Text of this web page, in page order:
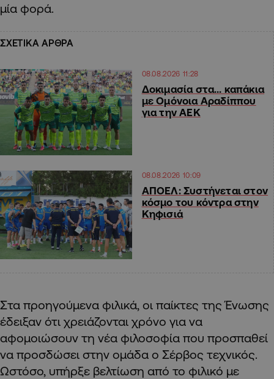
μία φορά.
ΣΧΕΤΙΚΑ ΑΡΘΡΑ
08.08.2026 11:28
Δοκιμασία στα… καπάκια
με Ομόνοια Αραδίππου
για την ΑΕΚ
08.08.2026 10:09
ΑΠΟΕΛ: Συστήνεται στον
κόσμο του κόντρα στην
Κηφισιά
Στα προηγούμενα φιλικά, οι παίκτες της Ένωσης
έδειξαν ότι χρειάζονται χρόνο για να
αφομοιώσουν τη νέα φιλοσοφία που προσπαθεί
να προσδώσει στην ομάδα ο Σέρβος τεχνικός.
Ωστόσο, υπήρξε βελτίωση από το φιλικό με